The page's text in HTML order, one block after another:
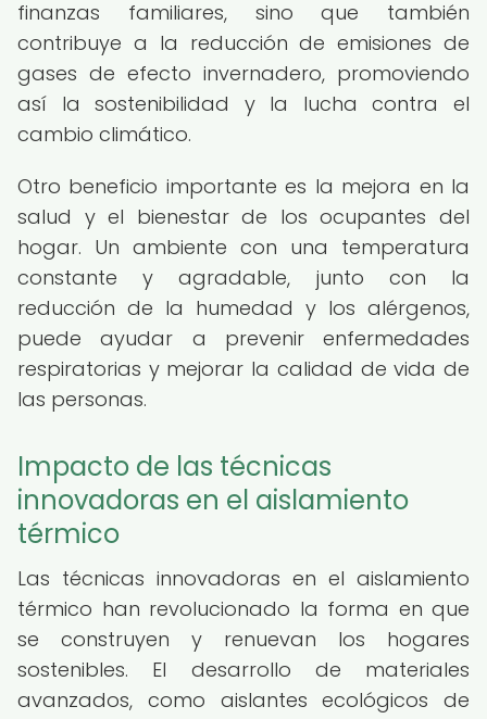
finanzas familiares, sino que también
contribuye a la reducción de emisiones de
gases de efecto invernadero, promoviendo
así la sostenibilidad y la lucha contra el
cambio climático.
Otro beneficio importante es la mejora en la
salud y el bienestar de los ocupantes del
hogar. Un ambiente con una temperatura
constante y agradable, junto con la
reducción de la humedad y los alérgenos,
puede ayudar a prevenir enfermedades
respiratorias y mejorar la calidad de vida de
las personas.
Impacto de las técnicas
innovadoras en el aislamiento
térmico
Las técnicas innovadoras en el aislamiento
térmico han revolucionado la forma en que
se construyen y renuevan los hogares
sostenibles. El desarrollo de materiales
avanzados, como aislantes ecológicos de